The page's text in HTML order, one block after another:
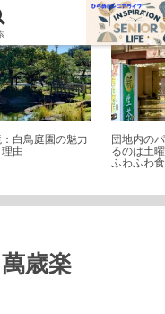
)
白鳥庭園の魅力
由
シニアライ
団地内の
るのは土
ふわふわ
歳楽